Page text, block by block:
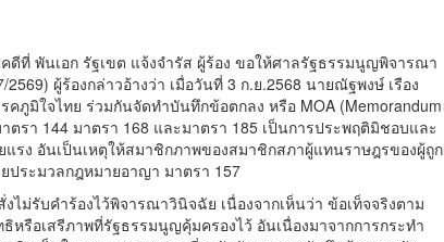
ที่ พันเอก รัฐเขต แจ้งจำรัส ผู้ร้อง ขอให้ศาลรัฐธรรมนูญพิจารณา
ผู้ร้องกล่าวอ้างว่า เมื่อวันที่ 3 ก.ย.2568 นายณัฐพงษ์ เรือง
มิใจไทย ร่วมกันจัดทำบันทึกข้อตกลง หรือ MOA (Memorandum
รา 144 มาตรา 168 และมาตรา 185 เป็นการประพฤติมิชอบและ
รง อันเป็นเหตุให้สมาชิกภาพของสมาชิกสภาผู้แทนราษฎรของผู้ถูก
ประมวลกฎหมายอาญา มาตรา 157
รับคำร้องไว้พิจารณาวินิจฉัย เนื่องจากเห็นว่า ข้อเท็จจริงตาม
หรือเสรีภาพที่รัฐธรรมนูญคุ้มครองไว้ อันเนื่องมาจากการกระทำ